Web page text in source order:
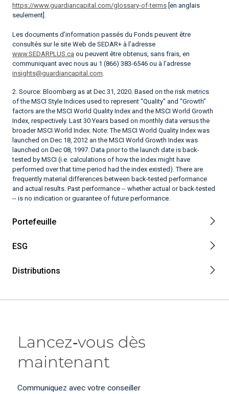
https://www.guardiancapital.com/glossary-of-terms [en anglais
seulement].
Les documents d’information passés du Fonds peuvent être
consultés sur le site Web de SEDAR+ à l’adresse
www.SEDARPLUS.ca ou peuvent être obtenus, sans frais, en
communiquant avec nous au 1 (866) 383-6546 ou à l’adresse
insights@guardiancapital.com
2. Source: Bloomberg as at Dec 31, 2020. Based on the risk metrics
of the MSCI Style Indices used to represent “Quality” and “Growth”
factors are the MSCI World Quality Index and the MSCI World Growth
Index, respectively. Last 30 Years based on monthly data versus the
broader MSCI World Index. Note: The MSCI World Quality Index was
launched on Dec 18, 2012 an the MSCI World Growth Index was
launched on Dec 08, 1997. Data prior to the launch date is back-
tested by MSCI (i.e. calculations of how the index might have
performed over that time period had the index existed). There are
frequently material differences between back-tested performance
and actual results. Past performance -- whether actual or back-tested
-- is no indication or guarantee of future performance.
Portefeuille
ESG
Distributions
Lancez‑vous dès
maintenant
Communiquez avec votre conseiller